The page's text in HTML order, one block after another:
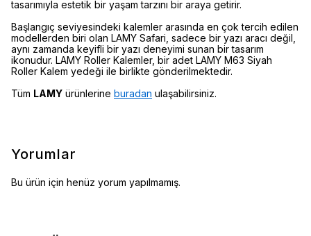
tasarımıyla estetik bir yaşam tarzını bir araya getirir.
Başlangıç seviyesindeki kalemler arasında en çok tercih edilen
modellerden biri olan LAMY Safari, sadece bir yazı aracı değil,
aynı zamanda keyifli bir yazı deneyimi sunan bir tasarım
ikonudur. LAMY Roller Kalemler, bir adet LAMY M63 Siyah
Roller Kalem yedeği ile birlikte gönderilmektedir.
Tüm LAMY ürünlerine buradan ulaşabilirsiniz.
Yorumlar
Bu ürün için henüz yorum yapılmamış.